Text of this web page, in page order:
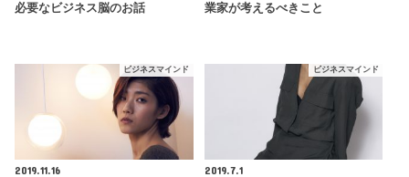
必要なビジネス脳のお話
業家が考えるべきこと
ビジネスマインド
2019.11.16
ビジネスマインド
2019.7.1